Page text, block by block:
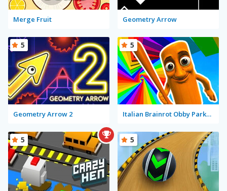
Merge Fruit Geometry Arrow
Geometry Arrow 2
5
Italian Brainrot Obby Parkour
5
5 5